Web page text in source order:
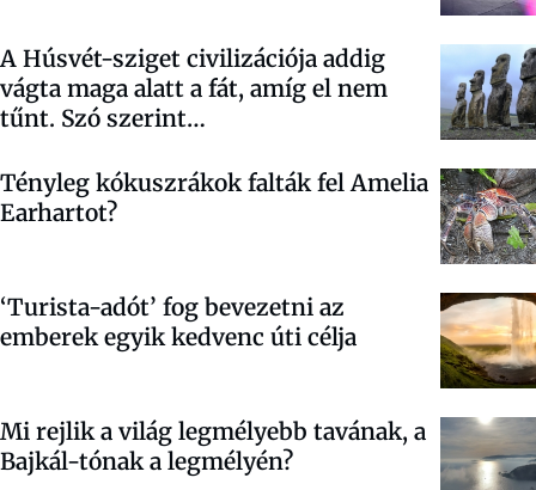
A Húsvét-sziget civilizációja addig
vágta maga alatt a fát, amíg el nem
tűnt. Szó szerint…
Tényleg kókuszrákok falták fel Amelia
Earhartot?
‘Turista-adót’ fog bevezetni az
emberek egyik kedvenc úti célja
Mi rejlik a világ legmélyebb tavának, a
Bajkál-tónak a legmélyén?